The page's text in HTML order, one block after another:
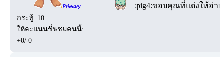
กระทู้: 10
ให้คะแนนชื่นชมคนนี้:
+0/-0
:pig4:ขอบคุณที่แต่งให้อ่